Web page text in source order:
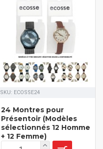
SKU: ECOSSE24
24 Montres pour
Présentoir (Modèles
sélectionnés 12 Homme
+ 12 Femme)